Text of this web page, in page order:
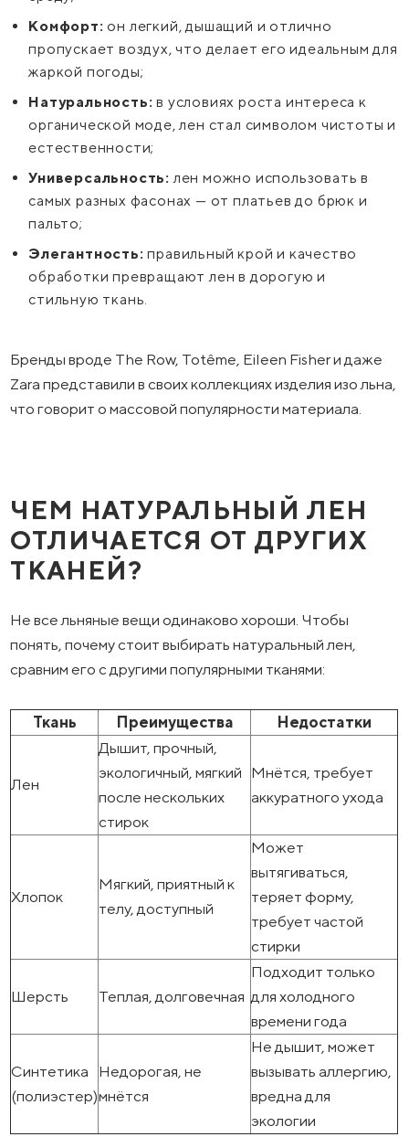
Комфорт: он легкий, дышащий и отлично
пропускает воздух, что делает его идеальным для
жаркой погоды;
Натуральность: в условиях роста интереса к
органической моде, лен стал символом чистоты и
естественности;
Универсальность: лен можно использовать в
самых разных фасонах — от платьев до брюк и
пальто;
Элегантность: правильный крой и качество
обработки превращают лен в дорогую и
стильную ткань.
Бренды вроде The Row, Totême, Eileen Fisher и даже
Zara представили в своих коллекциях изделия изо льна,
что говорит о массовой популярности материала.
ЧЕМ НАТУРАЛЬНЫЙ ЛЕН
ОТЛИЧАЕТСЯ ОТ ДРУГИХ
ТКАНЕЙ?
Не все льняные вещи одинаково хороши. Чтобы
понять, почему стоит выбирать натуральный лен,
сравним его с другими популярными тканями:
Ткань Преимущества Недостатки
Лен
Дышит, прочный,
экологичный, мягкий
после нескольких
стирок
Мнётся, требует
аккуратного ухода
Хлопок
Мягкий, приятный к
телу, доступный
Может
вытягиваться,
теряет форму,
требует частой
стирки
Шерсть Теплая, долговечная
Подходит только
для холодного
времени года
Синтетика
(полиэстер)
Недорогая, не
мнётся
Не дышит, может
вызывать аллергию,
вредна для
экологии